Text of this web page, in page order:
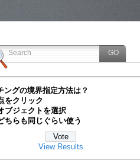
ングの境界指定方法は？
をクリック
ブジェクトを選択
ちらも同じぐらい使う
View Results